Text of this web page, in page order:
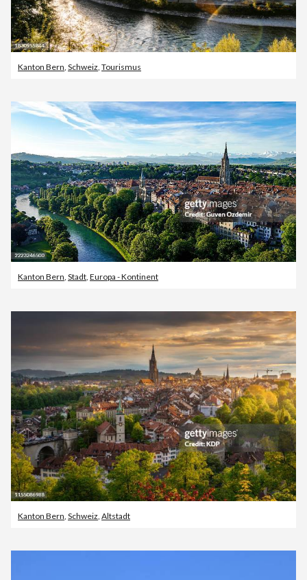
Kanton Bern, Schweiz, Tourismus
Kanton Bern, Stadt, Europa - Kontinent
Kanton Bern, Schweiz, Altstadt